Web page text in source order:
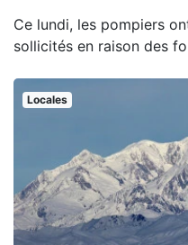
Ce lundi, les pompiers
sollicités en raison des
Locales